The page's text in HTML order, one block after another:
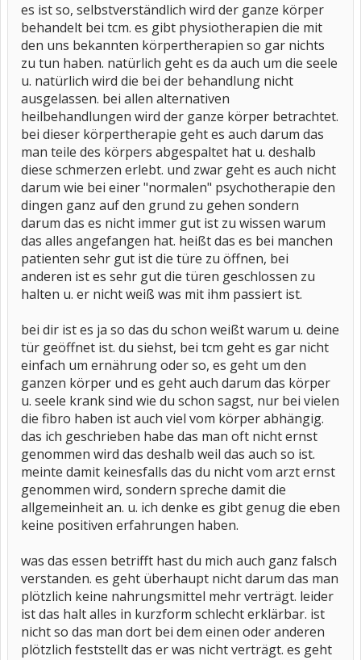
es ist so, selbstverständlich wird der ganze körper
behandelt bei tcm. es gibt physiotherapien die mit
den uns bekannten körpertherapien so gar nichts
zu tun haben. natürlich geht es da auch um die seele
u. natürlich wird die bei der behandlung nicht
ausgelassen. bei allen alternativen
heilbehandlungen wird der ganze körper betrachtet.
bei dieser körpertherapie geht es auch darum das
man teile des körpers abgespaltet hat u. deshalb
diese schmerzen erlebt. und zwar geht es auch nicht
darum wie bei einer "normalen" psychotherapie den
dingen ganz auf den grund zu gehen sondern
darum das es nicht immer gut ist zu wissen warum
das alles angefangen hat. heißt das es bei manchen
patienten sehr gut ist die türe zu öffnen, bei
anderen ist es sehr gut die türen geschlossen zu
halten u. er nicht weiß was mit ihm passiert ist.
bei dir ist es ja so das du schon weißt warum u. deine
tür geöffnet ist. du siehst, bei tcm geht es gar nicht
einfach um ernährung oder so, es geht um den
ganzen körper und es geht auch darum das körper
u. seele krank sind wie du schon sagst, nur bei vielen
die fibro haben ist auch viel vom körper abhängig.
das ich geschrieben habe das man oft nicht ernst
genommen wird das deshalb weil das auch so ist.
meinte damit keinesfalls das du nicht vom arzt ernst
genommen wird, sondern spreche damit die
allgemeinheit an. u. ich denke es gibt genug die eben
keine positiven erfahrungen haben.
was das essen betrifft hast du mich auch ganz falsch
verstanden. es geht überhaupt nicht darum das man
plötzlich keine nahrungsmittel mehr verträgt. leider
ist das halt alles in kurzform schlecht erklärbar. ist
nicht so das man dort bei dem einen oder anderen
plötzlich feststellt das er was nicht verträgt. es geht